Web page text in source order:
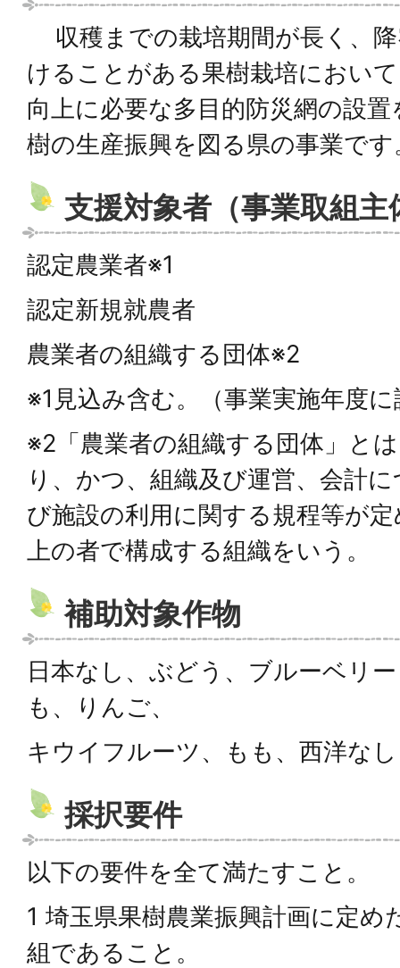
収穫までの栽培期間が長く、
けることがある果樹栽培におい
向上に必要な多目的防災網の設
樹の生産振興を図る県の事業です
支援対象者（事業取組主
認定農業者※1
認定新規就農者
農業者の組織する団体※2
※1見込み含む。（事業実施年度
※2「農業者の組織する団体」と
り、かつ、組織及び運営、会計
び施設の利用に関する規程等が
上の者で構成する組織をいう。
補助対象作物
日本なし、ぶどう、ブルーベリ
も、りんご、
キウイフルーツ、もも、西洋なし
採択要件
以下の要件を全て満たすこと。
1 埼玉県果樹農業振興計画に定め
組であること。